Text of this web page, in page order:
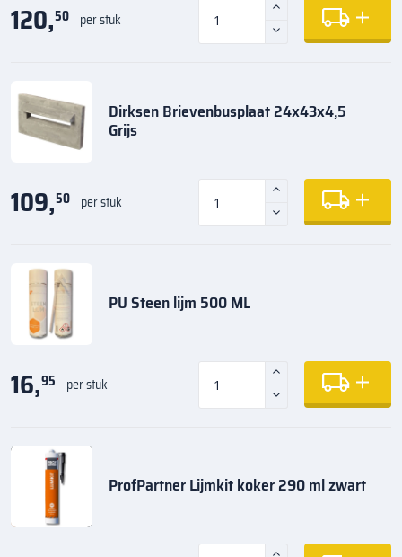
120,50 per stuk
Dirksen Brievenbusplaat 24x43x4,5
Grijs
109,50 per stuk
PU Steen lijm 500 ML
16,95 per stuk
ProfPartner Lijmkit koker 290 ml zwart